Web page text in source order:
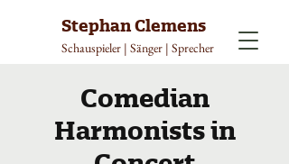
Stephan Clemens
Schauspieler | Sänger | Sprecher
Comedian
Harmonists in